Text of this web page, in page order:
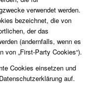
verwendet werden.
bezeichnet, die von
der das
(andernfalls, wenn es
von „First-Party Cookies“).
Cookies einsetzen und
auf.